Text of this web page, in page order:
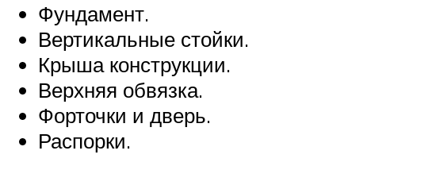
Фундамент.
Вертикальные стойки.
Крыша конструкции.
Верхняя обвязка.
Форточки и дверь.
Распорки.